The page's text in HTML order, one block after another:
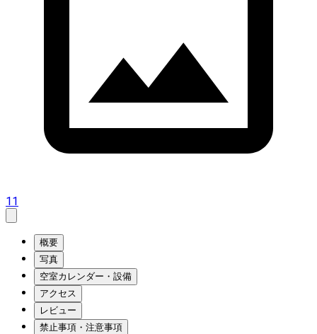
11
概要
写真
空室カレンダー・設備
アクセス
レビュー
禁止事項・注意事項